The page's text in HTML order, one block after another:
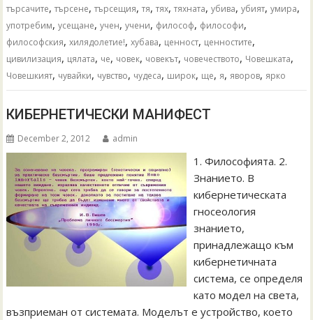
търсачите,търсене,търсещия,тя,тях,тяхната,убива,убият,умира,
употребим,усещане,учен,учени, философ, философи,
философския,хилядолетие!,хубава, ценност, ценностите,
цивилизация, цялата, че, човек, човекът, човечеството, Човешката,
Човешкият, чувайки, чувство, чудеса, широк, ще, я, яворов, ярко
КИБЕРНЕТИЧЕСКИ МАНИФЕСТ
December 2, 2012 admin
1. Философията. 2.
Знанието. В
кибернетическата
гносеология
знанието,
принадлежащо към
кибернетичната
система, се определя
като модел на света,
възприеман от системата. Моделът е устройство, което